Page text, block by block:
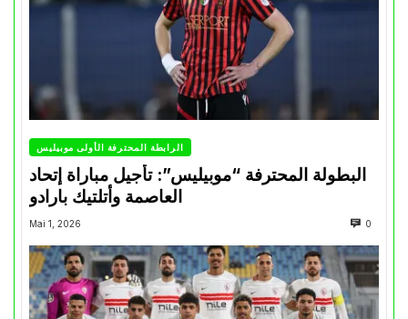
الرابطة المحترفة الأولى موبيليس
البطولة المحترفة “موبيليس”: تأجيل مباراة إتحاد
العاصمة وأتلتيك بارادو
Mai 1, 2026 0